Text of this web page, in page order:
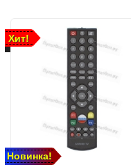
Новинка!
Хит!